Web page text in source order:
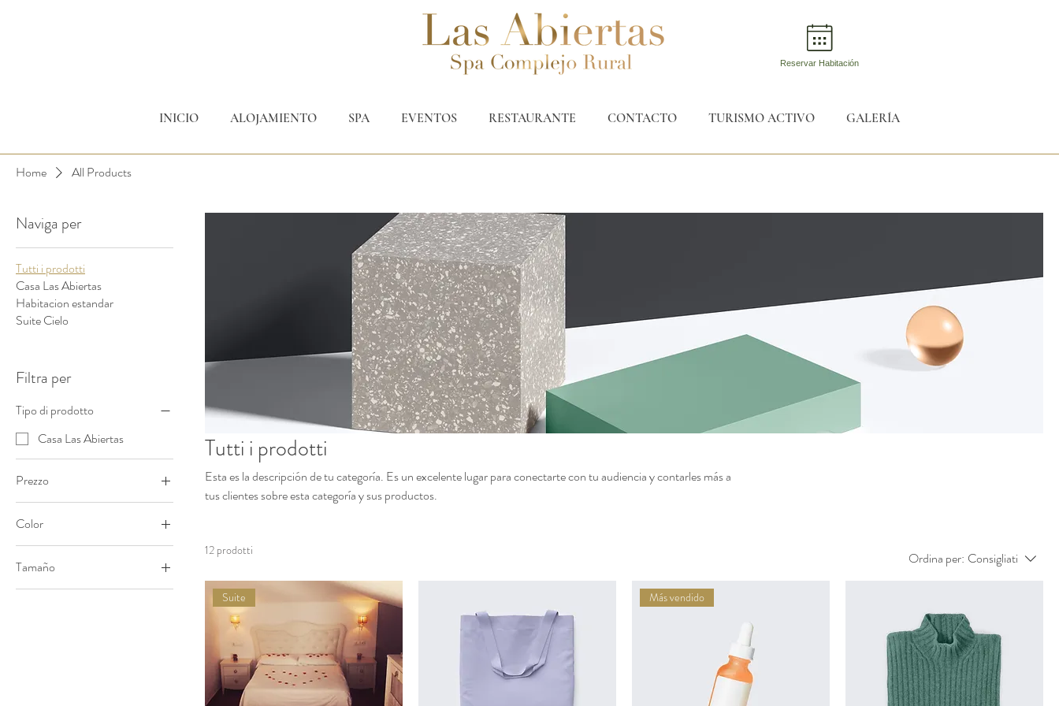
Reservar Habitación
INICIO ALOJAMIENTO SPA EVENTOS RESTAURANTE CONTACTO TURISMO ACTIVO GALERÍA
Home All Products
Naviga per
Tutti i prodotti
Casa Las Abiertas
Habitacion estandar
Suite Cielo
Filtra per
Tipo di prodotto
Casa Las Abiertas
Prezzo
7 € 150 €
Color
Tamaño
Grande
Tutti i prodotti
Esta es la descripción de tu categoría. Es un excelente lugar para conectarte con tu audiencia y contarles más a
tus clientes sobre esta categoría y sus productos.
12 prodotti Ordina per: Consigliati
Suite Más vendido